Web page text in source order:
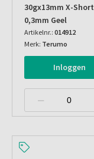
30gx13mm X-Short
0,3mm Geel
Artikelnr.: 014912
Merk: Terumo
Inloggen